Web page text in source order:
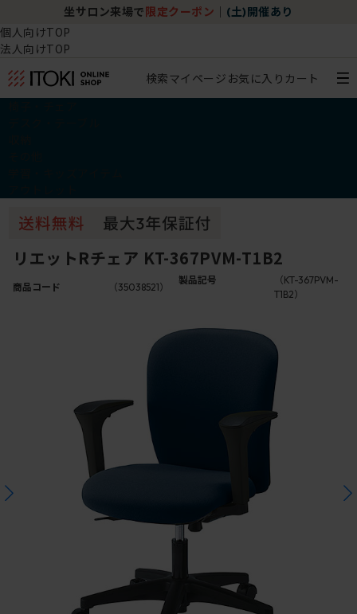
坐サロン来場で 限定クーポン (土)開催あり
個人向けTOP
法人向けTOP
検索マイページ お気に入り カート
リエットRチェア KT-367PVM-T1B2
商品コード （35038521）
製品記号
（KT-367PVM-
T1B2）